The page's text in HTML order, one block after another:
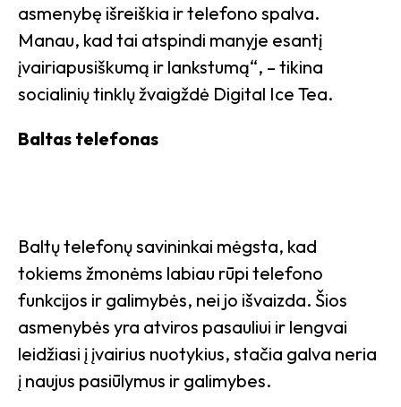
asmenybę išreiškia ir telefono spalva.
Manau, kad tai atspindi manyje esantį
įvairiapusiškumą ir lankstumą“, – tikina
socialinių tinklų žvaigždė Digital Ice Tea.
Baltas telefonas
Baltų telefonų savininkai mėgsta, kad
tokiems žmonėms labiau rūpi telefono
funkcijos ir galimybės, nei jo išvaizda. Šios
asmenybės yra atviros pasauliui ir lengvai
leidžiasi į įvairius nuotykius, stačia galva neria
į naujus pasiūlymus ir galimybes.